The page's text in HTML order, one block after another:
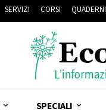
SERVIZI CORSI QUADERNI
SPECIALI